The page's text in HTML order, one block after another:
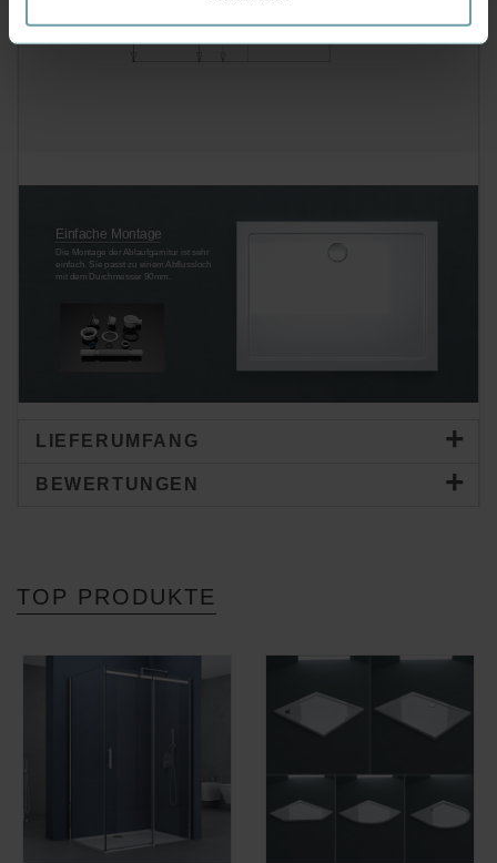
Einfache Montage
Die Montage der Ablaufgarnitur ist sehr
einfach. Sie passt zu einem Abflussloch
mit dem Durchmesser 90mm.
LIEFERUMFANG
BEWERTUNGEN
TOP PRODUKTE